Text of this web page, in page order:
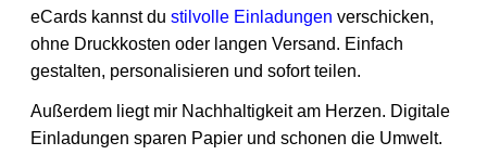
eCards kannst du stilvolle Einladungen verschicken,
ohne Druckkosten oder langen Versand. Einfach
gestalten, personalisieren und sofort teilen.
Außerdem liegt mir Nachhaltigkeit am Herzen. Digitale
Einladungen sparen Papier und schonen die Umwelt.